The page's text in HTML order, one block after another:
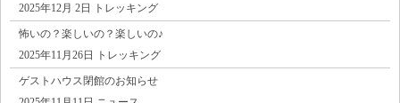
2025年12月 2日 トレッキング
怖いの？楽しいの？楽しいの♪
2025年11月26日 トレッキング
ゲストハウス閉館のお知らせ